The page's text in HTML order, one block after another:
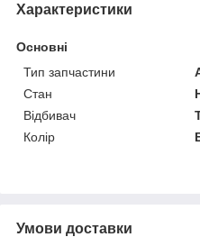
Характеристики
Основні
Тип запчастини
Стан
Відбивач
Колір
Умови доставки